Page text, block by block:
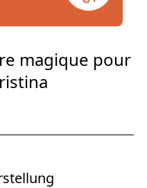
magique pour